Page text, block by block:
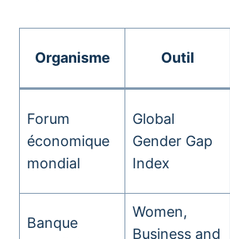
Organisme Outil
Forum
économique
mondial
Global
Gender Gap
Index
Banque
Women,
Business and